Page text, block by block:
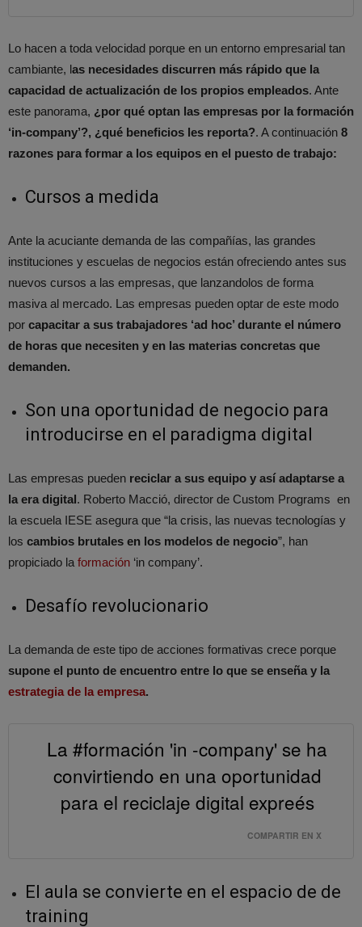
Lo hacen a toda velocidad porque en un entorno empresarial tan
cambiante, las necesidades discurren más rápido que la
capacidad de actualización de los propios empleados. Ante
este panorama, ¿por qué optan las empresas por la formación
‘in-company’?, ¿qué beneficios les reporta?. A continuación 8
razones para formar a los equipos en el puesto de trabajo:
Cursos a medida
Ante la acuciante demanda de las compañías, las grandes
instituciones y escuelas de negocios están ofreciendo antes sus
nuevos cursos a las empresas, que lanzandolos de forma
masiva al mercado. Las empresas pueden optar de este modo
por capacitar a sus trabajadores ‘ad hoc’ durante el número
de horas que necesiten y en las materias concretas que
demanden.
Son una oportunidad de negocio para
introducirse en el paradigma digital
Las empresas pueden reciclar a sus equipo y así adaptarse a
la era digital. Roberto Macció, director de Custom Programs en
la escuela IESE asegura que “la crisis, las nuevas tecnologías y
los cambios brutales en los modelos de negocio”, han
propiciado la formación ‘in company’.
Desafío revolucionario
La demanda de este tipo de acciones formativas crece porque
supone el punto de encuentro entre lo que se enseña y la
estrategia de la empresa.
La #formación 'in -company' se ha
convirtiendo en una oportunidad
para el reciclaje digital expreés
COMPARTIR EN X
El aula se convierte en el espacio de de
training